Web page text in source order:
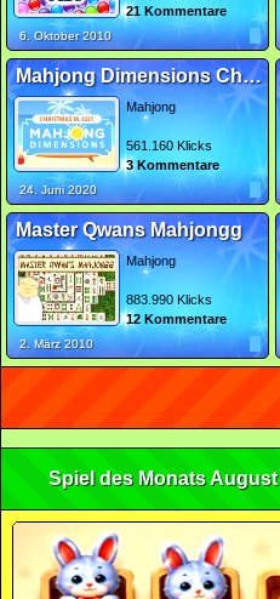
21 Kommentare
6. Oktober 2010
Mahjong Dimensions Christmas in July
Mahjong
561.160 Klicks
3 Kommentare
24. Juni 2020
Master Qwans Mahjongg
Mahjong
883.990 Klicks
12 Kommentare
2. März 2010
Spiel des Monats August